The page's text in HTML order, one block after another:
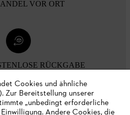
VOR ORT
RÜCKGABE
Cookies und ähnliche
Zur Bereitstellung unserer
„unbedingt erforderliche
Andere Cookies, die